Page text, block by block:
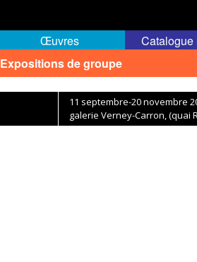
Expositions de groupe
Œuvres Catalogue
11 septembre-20 novembre
galerie Verney-Carron, (quai